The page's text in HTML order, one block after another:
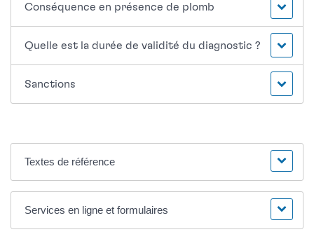
Conséquence en présence de plomb
Quelle est la durée de validité du diagnostic ?
Sanctions
Textes de référence
Services en ligne et formulaires